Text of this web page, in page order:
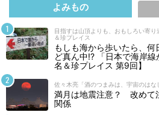
よみもの
目指すは山頂よりも、おもしろい寄
＆珍プレイス
もしも海から歩いたら、
ど真ん中!? 「日本で海岸
名＆珍プレイス 第9回】
佐々木亮「酒のつまみは、宇宙のはな
満月は地震注意？ 改めて
関係